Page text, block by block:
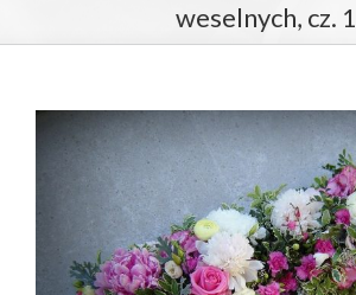
weselnych, cz. 1
View